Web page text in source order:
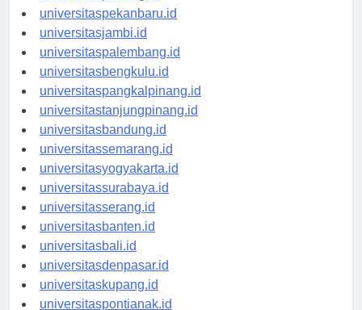
universitaspadang.id
universitaspekanbaru.id
universitasjambi.id
universitaspalembang.id
universitasbengkulu.id
universitaspangkalpinang.id
universitastanjungpinang.id
universitasbandung.id
universitassemarang.id
universitasyogyakarta.id
universitassurabaya.id
universitasserang.id
universitasbanten.id
universitasbali.id
universitasdenpasar.id
universitaskupang.id